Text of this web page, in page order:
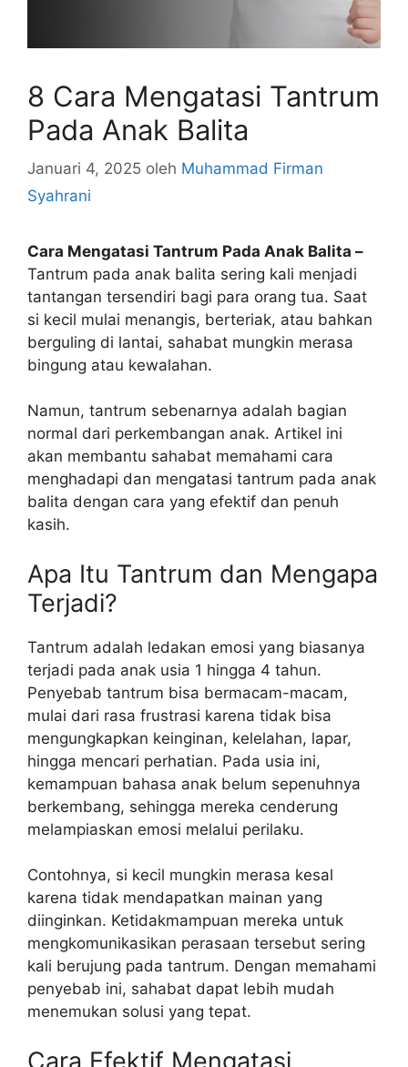
8 Cara Mengatasi Tantrum
Pada Anak Balita
Januari 4, 2025 oleh Muhammad Firman
Syahrani
Cara Mengatasi Tantrum Pada Anak Balita –
Tantrum pada anak balita sering kali menjadi
tantangan tersendiri bagi para orang tua. Saat
si kecil mulai menangis, berteriak, atau bahkan
berguling di lantai, sahabat mungkin merasa
bingung atau kewalahan.
Namun, tantrum sebenarnya adalah bagian
normal dari perkembangan anak. Artikel ini
akan membantu sahabat memahami cara
menghadapi dan mengatasi tantrum pada anak
balita dengan cara yang efektif dan penuh
kasih.
Apa Itu Tantrum dan Mengapa
Terjadi?
Tantrum adalah ledakan emosi yang biasanya
terjadi pada anak usia 1 hingga 4 tahun.
Penyebab tantrum bisa bermacam-macam,
mulai dari rasa frustrasi karena tidak bisa
mengungkapkan keinginan, kelelahan, lapar,
hingga mencari perhatian. Pada usia ini,
kemampuan bahasa anak belum sepenuhnya
berkembang, sehingga mereka cenderung
melampiaskan emosi melalui perilaku.
Contohnya, si kecil mungkin merasa kesal
karena tidak mendapatkan mainan yang
diinginkan. Ketidakmampuan mereka untuk
mengkomunikasikan perasaan tersebut sering
kali berujung pada tantrum. Dengan memahami
penyebab ini, sahabat dapat lebih mudah
menemukan solusi yang tepat.
Cara Efektif Mengatasi